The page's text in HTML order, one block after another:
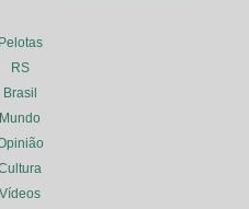
Pelotas
RS
Brasil
Mundo
Vídeos